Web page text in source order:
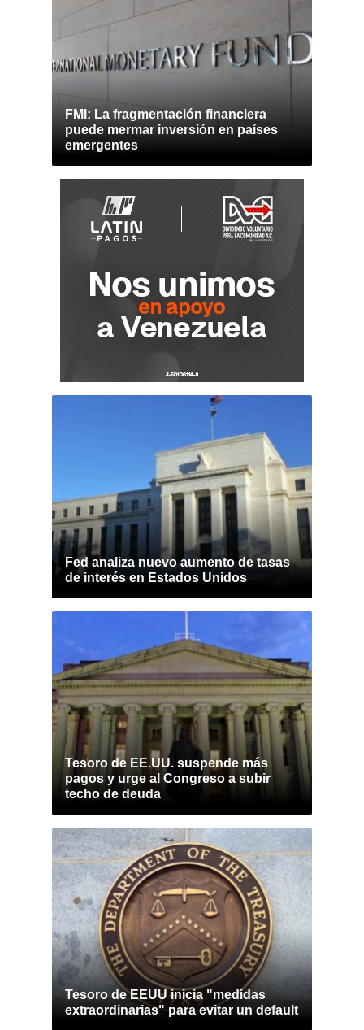
FMI: La fragmentación financiera
puede mermar inversión en países
emergentes
Fed analiza nuevo aumento de tasas
de interés en Estados Unidos
Tesoro de EE.UU. suspende más
pagos y urge al Congreso a subir
techo de deuda
Tesoro de EEUU inicia "medidas
extraordinarias" para evitar un default